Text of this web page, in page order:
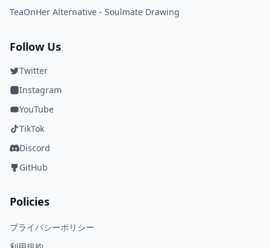
TeaOnHer Alternative - Soulmate Drawing
Follow Us
Twitter
Instagram
YouTube
TikTok
Discord
GitHub
Policies
プライバシーポリシー